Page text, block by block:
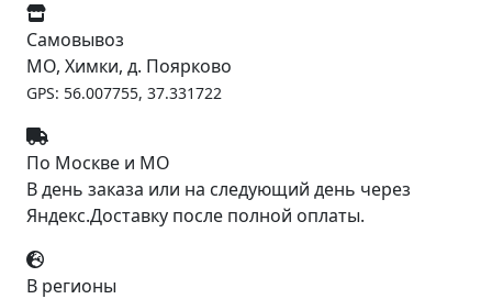
Самовывоз
МО, Химки, д. Поярково
GPS: 56.007755, 37.331722
По Москве и МО
В день заказа или на следующий день через
Яндекс.Доставку после полной оплаты.
В регионы